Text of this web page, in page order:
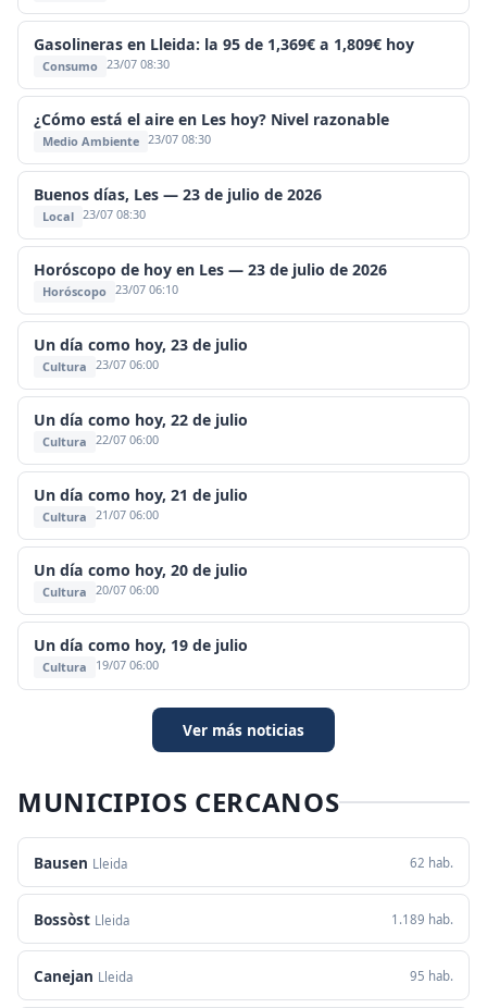
Gasolineras en Lleida: la 95 de 1,369€ a 1,809€ hoy
Consumo 23/07 08:30
¿Cómo está el aire en Les hoy? Nivel razonable
Medio Ambiente 23/07 08:30
Buenos días, Les — 23 de julio de 2026
Local 23/07 08:30
Horóscopo de hoy en Les — 23 de julio de 2026
Horóscopo 23/07 06:10
Un día como hoy, 23 de julio
Cultura 23/07 06:00
Un día como hoy, 22 de julio
Cultura 22/07 06:00
Un día como hoy, 21 de julio
Cultura 21/07 06:00
Un día como hoy, 20 de julio
Cultura 20/07 06:00
Un día como hoy, 19 de julio
Cultura 19/07 06:00
Ver más noticias
MUNICIPIOS CERCANOS
Bausen Lleida 62 hab.
Bossòst Lleida 1.189 hab.
Canejan Lleida 95 hab.